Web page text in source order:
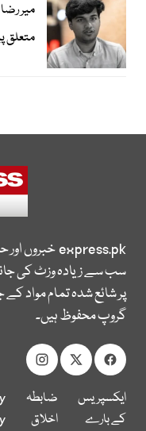
میر
متعلق
express.pkخبروں
سب سے زیادہ وزٹ کی
پر شائع شدہ تمام مواد
گروپ محفوظ ہیں۔
ایکسپریس
کے بارے
ضابطہ
اخلاق